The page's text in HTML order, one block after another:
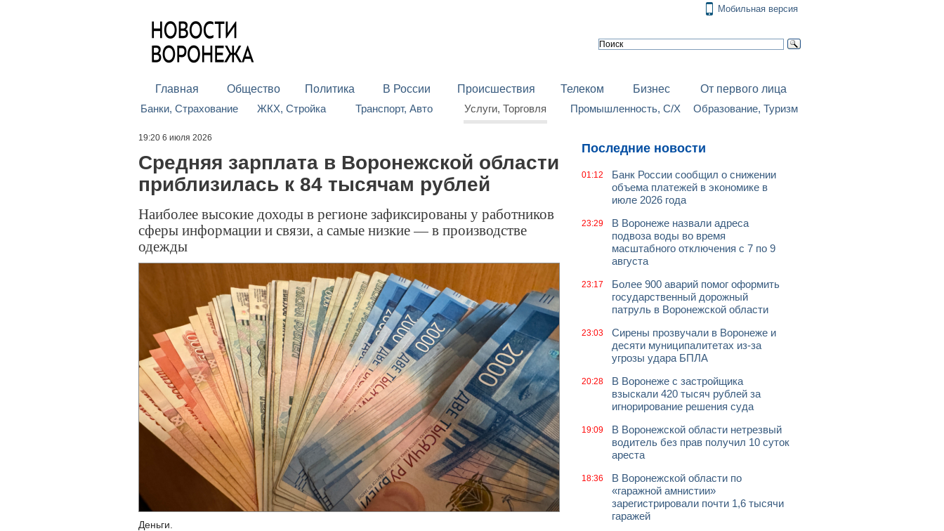
Мобильная версия
Главная Общество Политика В России Происшествия Телеком Бизнес
От первого лица
Банки, Страхование
ЖКХ, Стройка Транспорт, Авто Услуги, Торговля Промышленность, С/Х Образование, Туризм
19:20 6 июля 2026
Средняя зарплата в Воронежской области
приблизилась к 84 тысячам рублей
Наиболее высокие доходы в регионе зафиксированы у работников
сферы информации и связи, а самые низкие — в производстве
одежды
Деньги.
Последние новости
01:12
Банк России сообщил о снижении
объема платежей в экономике в
июле 2026 года
23:29
В Воронеже назвали адреса
подвоза воды во время
масштабного отключения с 7 по 9
августа
23:17
Более 900 аварий помог оформить
государственный дорожный
патруль в Воронежской области
23:03
Сирены прозвучали в Воронеже и
десяти муниципалитетах из-за
угрозы удара БПЛА
20:28
В Воронеже с застройщика
взыскали 420 тысяч рублей за
игнорирование решения суда
19:09
В Воронежской области нетрезвый
водитель без прав получил 10 суток
ареста
18:36
В Воронежской области по
«гаражной амнистии»
зарегистрировали почти 1,6 тысячи
гаражей